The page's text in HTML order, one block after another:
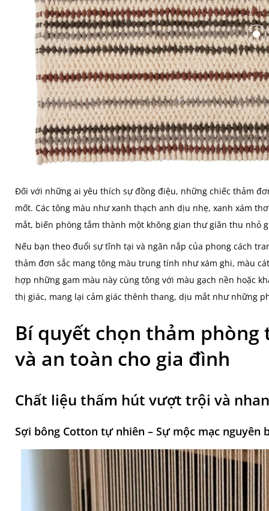
Đối với những ai yêu thích sự đồng điệu, những chiếc thảm
mốt. Các tông màu như xanh thạch anh dịu nhẹ, xanh xám
mắt, biến phòng tắm thành một không gian thư giãn thu nhỏ
Nếu bạn theo đuổi sự tĩnh tại và ngăn nắp của phong cách
thảm đơn sắc mang tông màu trung tính như xám ghi, màu
hợp những gam màu này cùng tông với màu gạch nền hoặc
thị giác, mang lại cảm giác thênh thang, dịu mắt như những
Bí quyết chọn thảm
và an toàn cho gia đình
Chất liệu thấm hút vượt trội và
Sợi bông Cotton tự nhiên – Sự mộc mạc nguyên